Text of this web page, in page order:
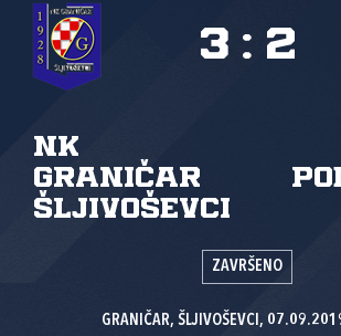
NK
Graničar
Šljivoševci
3 : 2
ZAVRŠENO
GRANIČAR, ŠLJIVOŠEVCI,